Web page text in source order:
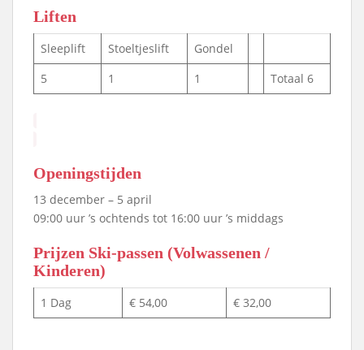
Liften
Sleeplift Stoeltjeslift
Gondel
5
1 1 Totaal 6
Openingstijden
13 december – 5 april
09:00 uur ’s ochtends tot 16:00 uur ’s middags
Prijzen Ski-passen (Volwassenen /
Kinderen)
1 Dag € 54,00 € 32,00